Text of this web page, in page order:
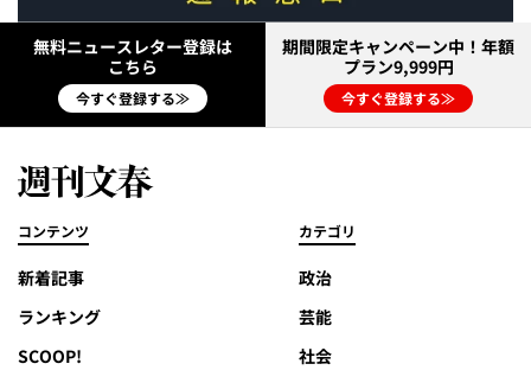
無料ニュースレター登録は
こちら
今すぐ登録する≫
期間限定キャンペーン中！年額
プラン9,999円
今すぐ登録する≫
コンテンツ
新着記事
ランキング
SCOOP!
カテゴリ
政治
芸能
社会